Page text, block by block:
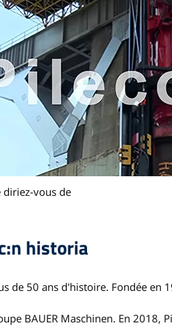
diriez-vous de
historia
de 50 ans d'histoire. Fondée en
BAUER Maschinen. En 2018,